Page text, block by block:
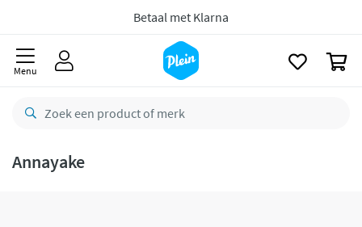
Betaal met Klarna
Menu
Annayake